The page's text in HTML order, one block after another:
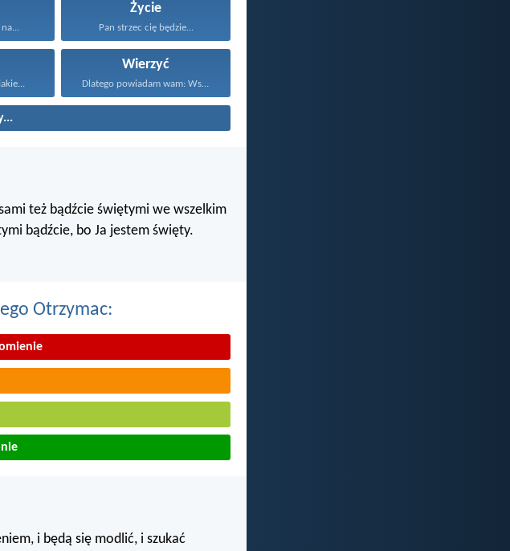
Życie
Pan strzec cię będzie...
Wierzyć
Dlatego powiadam wam: Wszystko...
też bądźcie świętymi we wszelkim
bądźcie, bo Ja jestem święty.
Otrzymac:
i będą się modlić, i szukać